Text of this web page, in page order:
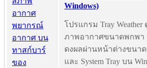
Windows)
โปรแกรม Tray Weather
ภาพอากาศขนาดพกพา
ดงผลผ่านหน้าต่างขนาด
และ System Tray บน